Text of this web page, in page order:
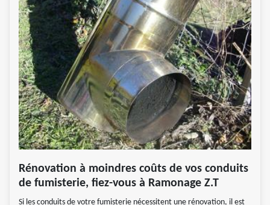
Rénovation à moindres coûts de vos conduits
de fumisterie, fiez-vous à Ramonage Z.T
Si les conduits de votre fumisterie nécessitent une rénovation, il est